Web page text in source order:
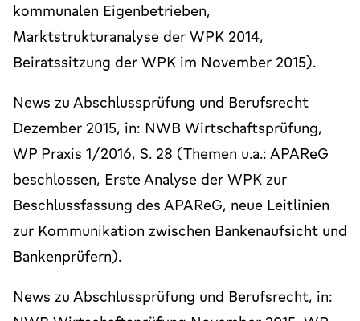
kommunalen Eigenbetrieben,
Marktstrukturanalyse der WPK 2014,
Beiratssitzung der WPK im November 2015).
News zu Abschlussprüfung und Berufsrecht
Dezember 2015, in: NWB Wirtschaftsprüfung,
WP Praxis 1/2016, S. 28 (Themen u.a.: APAReG
beschlossen, Erste Analyse der WPK zur
Beschlussfassung des APAReG, neue Leitlinien
zur Kommunikation zwischen Bankenaufsicht und
Bankenprüfern).
News zu Abschlussprüfung und Berufsrecht, in: